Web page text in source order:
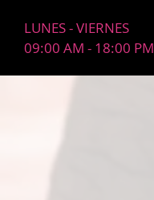
LUNES - VIERNES
09:00 AM - 18:00 PM